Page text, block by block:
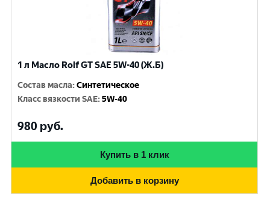
1 л Масло Rolf GT SAE 5W-40 (Ж.Б)
Состав масла:Синтетическое
Класс вязкости SAE:5W-40
980 руб.
Купить в 1 клик
Добавить в корзину